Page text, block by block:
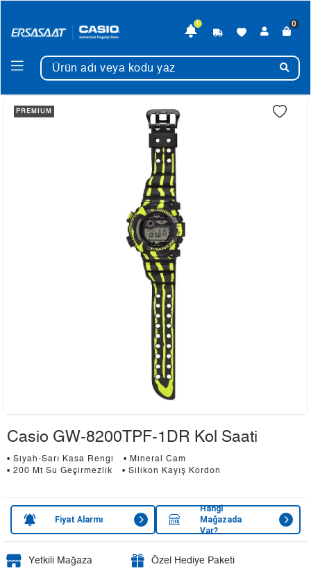
1 0
PREMIUM
Casio GW-8200TPF-1DR Kol Saati
• Siyah-Sarı Kasa Rengi
• Mineral Cam
• 200 Mt Su Geçirmezlik
• Silikon Kayış Kordon
Fiyat Alarmı
Hangi
Mağazada
Var?
Yetkili Mağaza
Özel Hediye Paketi